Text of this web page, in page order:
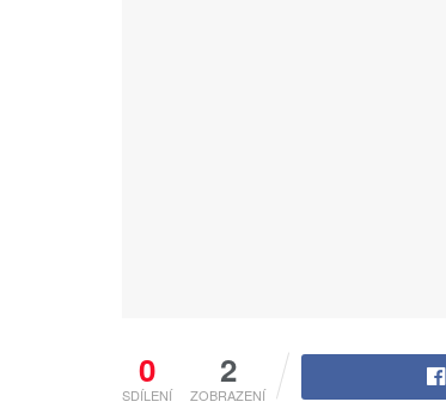
0
SDÍLENÍ
2
ZOBRAZENÍ